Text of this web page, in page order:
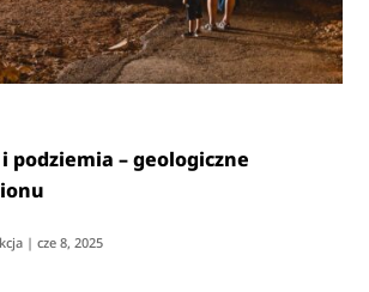
podziemia – geologiczne
|cze 8, 2025